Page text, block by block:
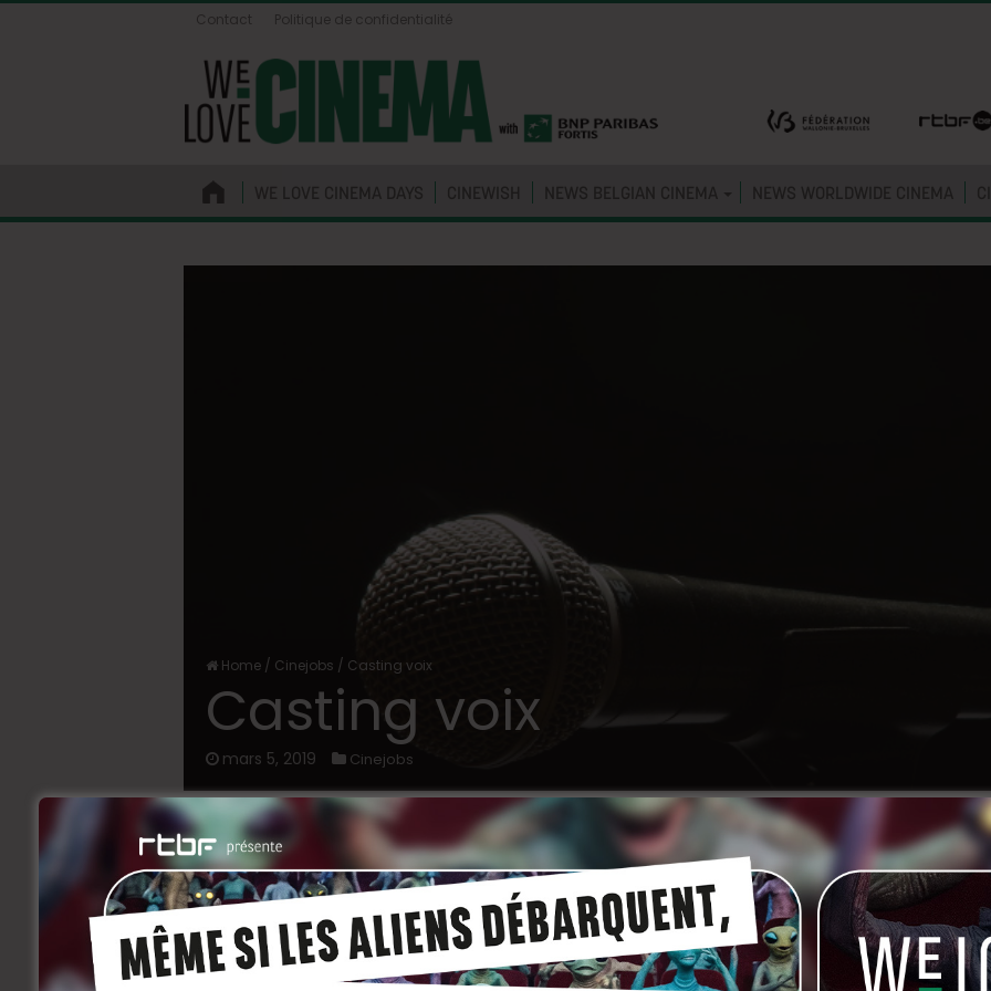
Contact Politique de confidentialité
WE LOVE CINEMA DAYS CINEWISH NEWS BELGIAN CINEMA NEWS WORLDWIDE CINEMA
Home / Cinejobs / Casting voix
Casting voix
mars 5, 2019 Cinejobs
Le GSARA asbl (​www.gsara.be​) recherche des ​comédiennes voix​ pour la réalisation
des capsules vidéo (format court / durée max 10 min), à vocation de sensibilisation,
au service du secteur associatif et psycho-sociale.
La thématique abordée est celle de la traite des êtres humains, et des risques/difficultés pour
les travailleuses du sexe.